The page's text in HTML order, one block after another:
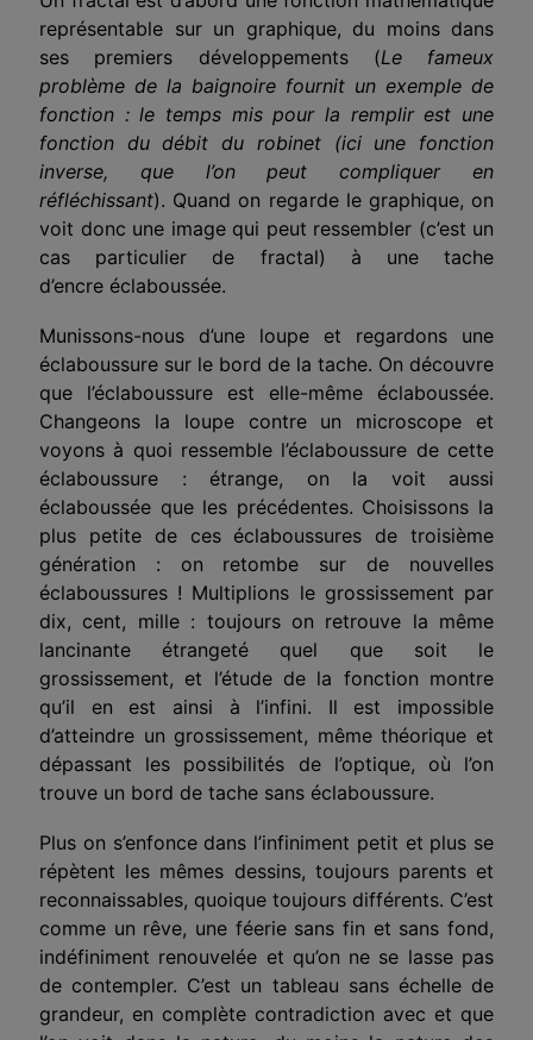
représentable sur un graphique, du moins dans
ses premiers développements (Le fameux
problème de la baignoire fournit un exemple de
fonction : le temps mis pour la remplir est une
fonction du débit du robinet (ici une fonction
inverse, que l’on peut compliquer en
réfléchissant). Quand on regarde le graphique, on
voit donc une image qui peut ressembler (c’est un
cas particulier de fractal) à une tache
d’encre éclaboussée.
Munissons-nous d’une loupe et regardons une
éclaboussure sur le bord de la tache. On découvre
que l’éclaboussure est elle-même éclaboussée.
Changeons la loupe contre un microscope et
voyons à quoi ressemble l’éclaboussure de cette
éclaboussure : étrange, on la voit aussi
éclaboussée que les précédentes. Choisissons la
plus petite de ces éclaboussures de troisième
génération : on retombe sur de nouvelles
éclaboussures ! Multiplions le grossissement par
dix, cent, mille : toujours on retrouve la même
lancinante étrangeté quel que soit le
grossissement, et l’étude de la fonction montre
qu’il en est ainsi à l’infini. Il est impossible
d’atteindre un grossissement, même théorique et
dépassant les possibilités de l’optique, où l’on
trouve un bord de tache sans éclaboussure.
Plus on s’enfonce dans l’infiniment petit et plus se
répètent les mêmes dessins, toujours parents et
reconnaissables, quoique toujours différents. C’est
comme un rêve, une féerie sans fin et sans fond,
indéfiniment renouvelée et qu’on ne se lasse pas
de contempler. C’est un tableau sans échelle de
grandeur, en complète contradiction avec et que